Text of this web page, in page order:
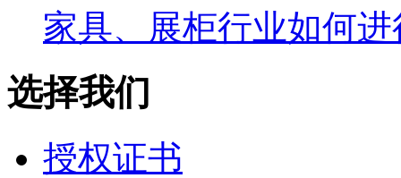
家具、展柜行业如何
选择我们
授权证书